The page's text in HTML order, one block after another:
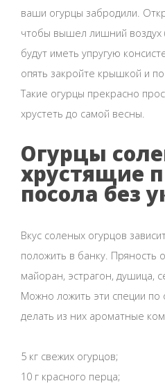
ваши огурцы забродили.
чтобы вышел лишний воздух
будут иметь упругую
опять закройте крышкой и
Такие огурцы прекрасно
хрустеть до самой весны.
Огурцы
хрустящие
посола без
Вкус соленых огурцов
положить в банку. Пряность
майоран, эстрагон, душица,
Можно ложить эти специи по
делать из них ароматные
5 кг свежих огурцов;
10 г красного перца;